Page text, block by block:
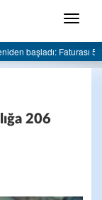
Menü
belediyeye
206